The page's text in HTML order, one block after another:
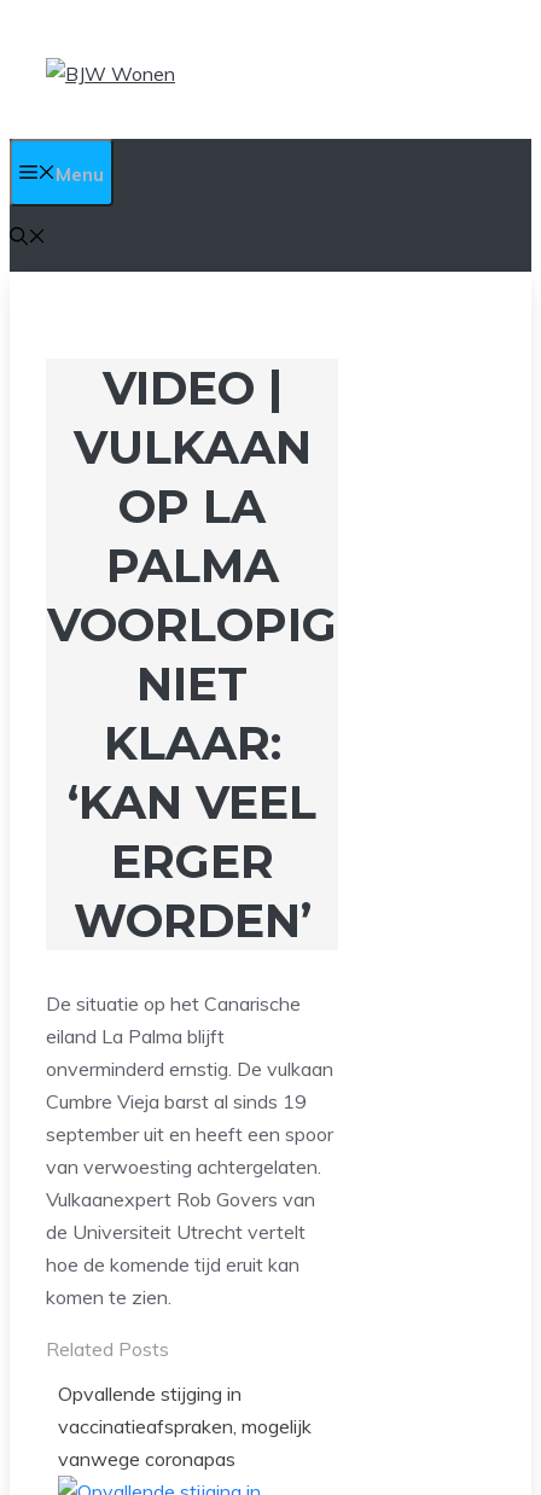
naar
Menu
VIDEO |
VULKAAN
OP LA
PALMA
VOORLOPIG
NIET
KLAAR:
‘KAN VEEL
ERGER
WORDEN’
De situatie op het Canarische
eiland La Palma blijft
onverminderd ernstig. De vulkaan
Cumbre Vieja barst al sinds 19
september uit en heeft een spoor
van verwoesting achtergelaten.
Vulkaanexpert Rob Govers van
de Universiteit Utrecht vertelt
hoe de komende tijd eruit kan
komen te zien.
Related Posts
Opvallende stijging in
vaccinatieafspraken, mogelijk
vanwege coronapas